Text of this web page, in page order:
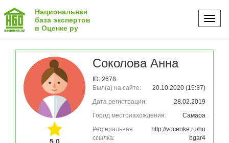
Национальная
база экспертов
в Оценке ру
Соколова Анна
ID: 2678
Был(а) на сайте:
20.10.2020 (15:37)
Дата регистрации:
28.02.2019
Город местонахождения:
Самара
Реферальная
ссылка:
http://vocenke.ru/hu
bgar4